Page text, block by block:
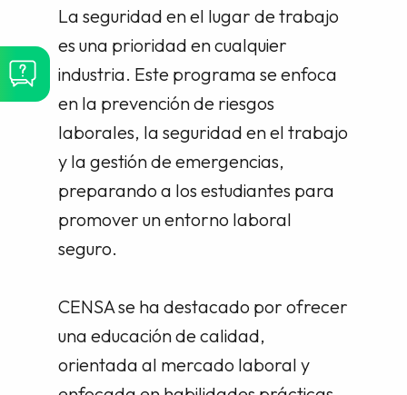
La seguridad en el lugar de trabajo
es una prioridad en cualquier
industria. Este programa se enfoca
en la prevención de riesgos
laborales, la seguridad en el trabajo
y la gestión de emergencias,
preparando a los estudiantes para
promover un entorno laboral
seguro.
CENSA se ha destacado por ofrecer
una educación de calidad,
orientada al mercado laboral y